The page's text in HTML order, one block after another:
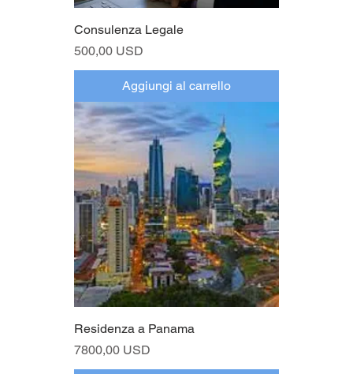
Consulenza Legale
Prezzo
500,00 USD
Aggiungi al carrello
Residenza a Panama
Prezzo
7800,00 USD